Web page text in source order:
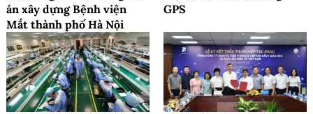
án xây dựng Bệnh viện
Mắt thành phố Hà Nội
GPS